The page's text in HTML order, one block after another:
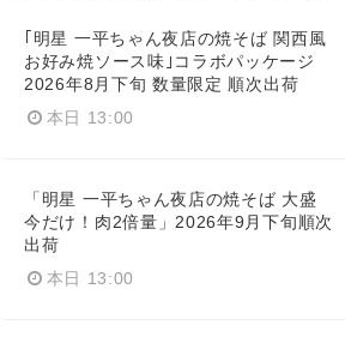
｢明星 一平ちゃん夜店の焼そば 関西風
お好み焼ソース味｣コラボパッケージ
2026年8月下旬 数量限定 順次出荷
本日 13:00
「明星 一平ちゃん夜店の焼そば 大盛
今だけ！肉2倍量」2026年9月下旬順次
出荷
本日 13:00